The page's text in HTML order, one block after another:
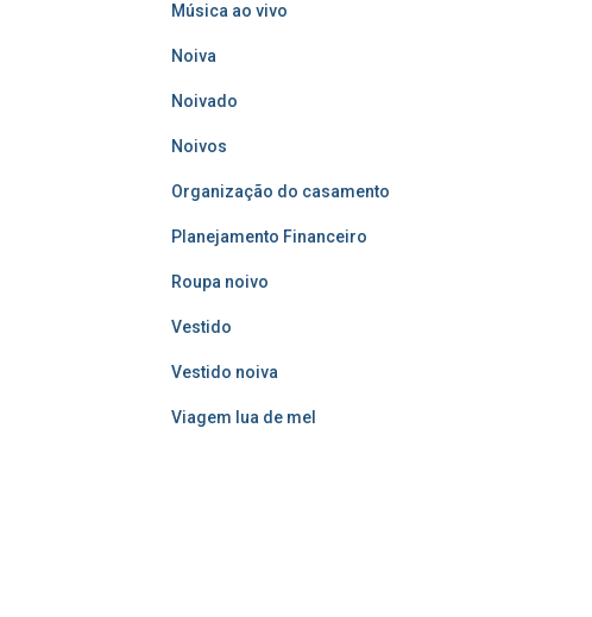
Música ao vivo
Noiva
Noivado
Noivos
Organização do casamento
Planejamento Financeiro
Roupa noivo
Vestido
Vestido noiva
Viagem lua de mel